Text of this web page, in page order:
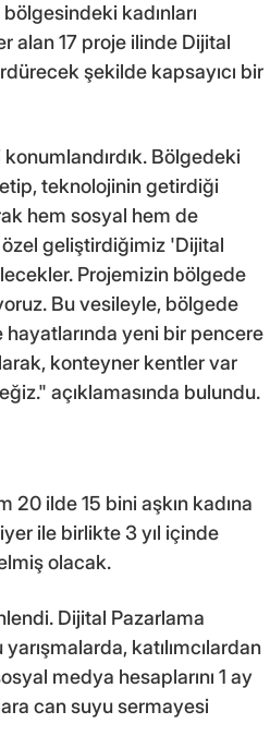
kadınları
alan 17 proje ilinde Dijital
şekilde kapsayıcı bir
Bölgedeki
teknolojinin getirdiği
hem sosyal hem de
geliştirdiğimiz 'Dijital
Projemizin bölgede
Bu vesileyle, bölgede
yeni bir pencere
konteyner kentler var
açıklamasında bulundu.
ilde 15 bini aşkın kadına
ile birlikte 3 yıl içinde
olacak.
Dijital Pazarlama
katılımcılardan
medya hesaplarını 1 ay
can suyu sermayesi